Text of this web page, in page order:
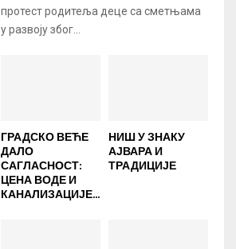
протест родитеља деце са сметњама
у развоју због...
ГРАДСКО ВЕЋЕ
ДАЛО
САГЛАСНОСТ:
ЦЕНА ВОДЕ И
КАНАЛИЗАЦИЈЕ...
НИШ У ЗНАКУ
АЈВАРА И
ТРАДИЦИЈЕ